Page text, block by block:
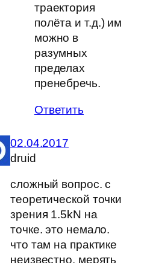
траектория
полёта и т.д.) им
можно в
разумных
пределах
пренебречь.
Ответить
02.04.2017
druid
сложный вопрос. с
теоретической точки
зрения 1.5kN на
точке. это немало.
что там на практике
неизвестно. мерять